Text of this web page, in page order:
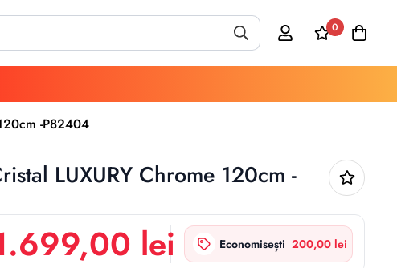
0
-P82404
LUXURY Chrome 120cm -
lei Economisești 200,00 lei